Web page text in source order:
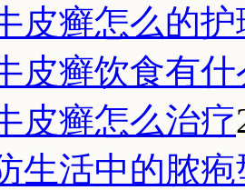
皮癣怎么的
皮癣饮食有
皮癣怎么治疗
生活中的脓